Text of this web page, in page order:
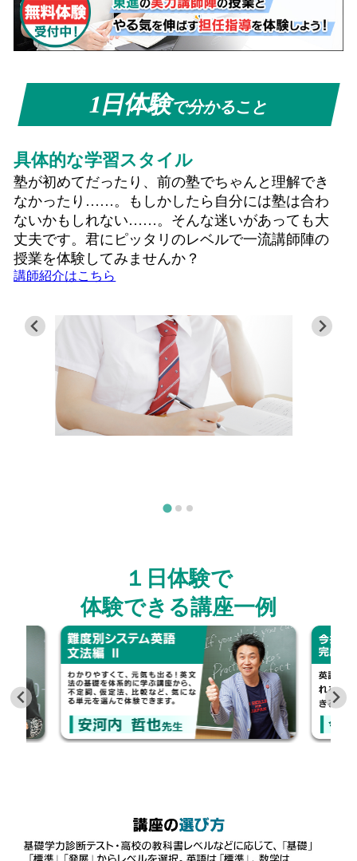
1日体験で分かること
具体的な学習スタイル
塾が初めてだったり、前の塾でちゃんと理解でき
なかったり……。もしかしたら自分には塾は合わ
ないかもしれない……。そんな迷いがあっても大
丈夫です。君にピッタリのレベルで一流講師陣の
授業を体験してみませんか？
講師紹介はこちら
１日体験で
体験できる講座一例